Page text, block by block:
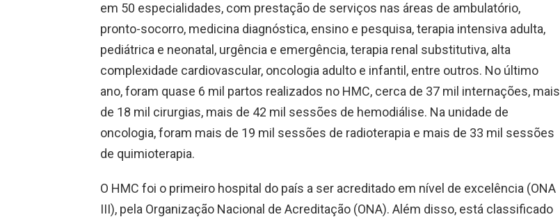
em 50 especialidades, com prestação de serviços nas áreas de ambulatório,
pronto-socorro, medicina diagnóstica, ensino e pesquisa, terapia intensiva adulta,
pediátrica e neonatal, urgência e emergência, terapia renal substitutiva, alta
complexidade cardiovascular, oncologia adulto e infantil, entre outros. No último
ano, foram quase 6 mil partos realizados no HMC, cerca de 37 mil internações, mais
de 18 mil cirurgias, mais de 42 mil sessões de hemodiálise. Na unidade de
oncologia, foram mais de 19 mil sessões de radioterapia e mais de 33 mil sessões
de quimioterapia.
O HMC foi o primeiro hospital do país a ser acreditado em nível de excelência (ONA
III), pela Organização Nacional de Acreditação (ONA). Além disso, está classificado